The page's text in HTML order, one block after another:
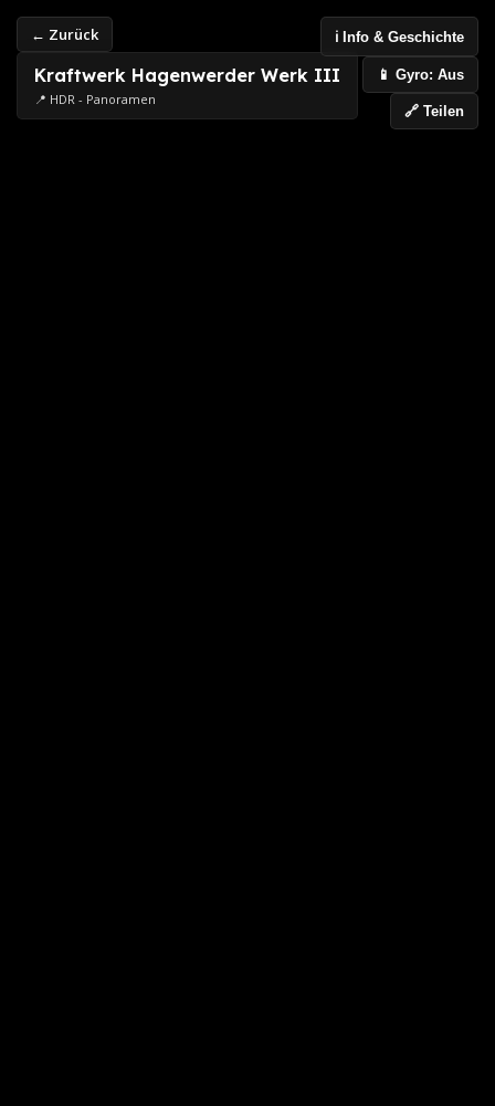
← Zurück
Kraftwerk Hagenwerder Werk III
📍 HDR - Panoramen
ℹ️ Info & Geschichte
📱 Gyro: Aus
🔗 Teilen